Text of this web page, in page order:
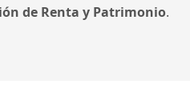
de Renta y Patrimonio.